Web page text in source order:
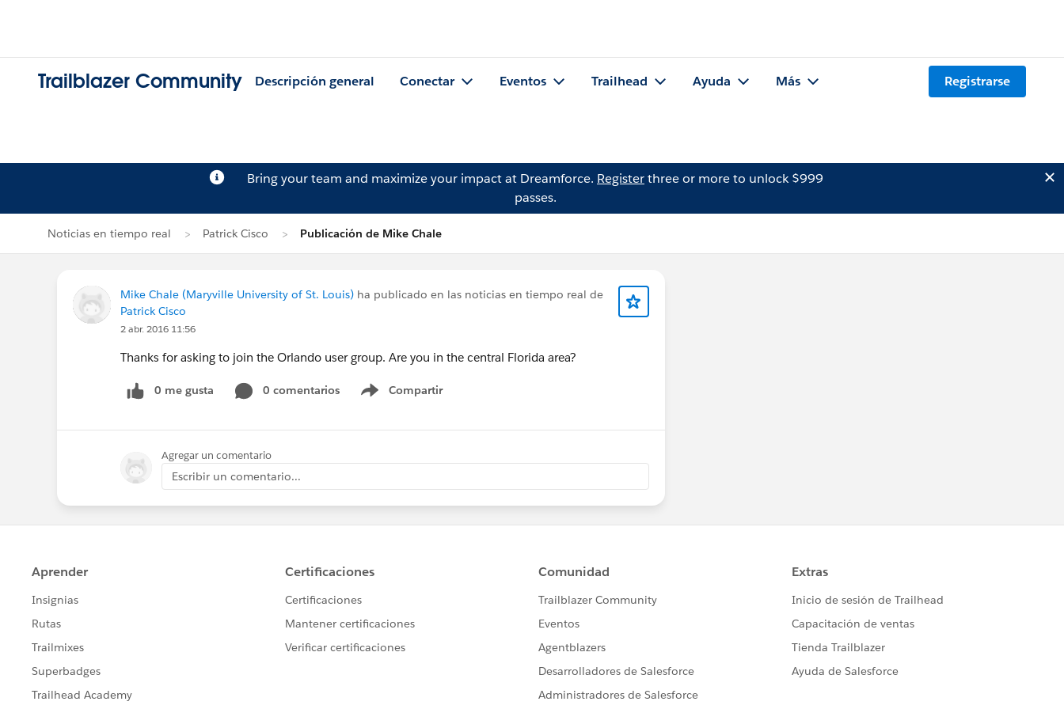
Trailblazer Community Descripción general Conectar Eventos Trailhead Ayuda Más Registrarse
Bring your team and maximize your impact at Dreamforce. Registerthree or more to unlock $999
passes.
Noticias en tiempo real Patrick Cisco Publicación de Mike Chale
Mike Chale (Maryville University of St. Louis) ha publicado en las noticias en tiempo real de
Patrick Cisco
2 abr. 2016 11:56
Thanks for asking to join the Orlando user group. Are you in the central Florida area?
0 me gusta 0 comentarios Compartir
Show menu
Agregar un comentario
Escribir un comentario...